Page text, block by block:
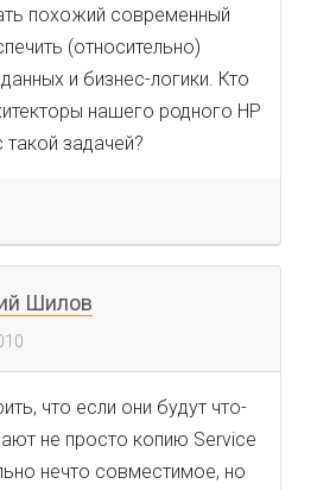
похожий современный
(относительно)
и бизнес-логики. Кто
нашего родного HP
такой задачей?
Шилов
что если они будут что-
не просто копию Service
нечто совместимое, но